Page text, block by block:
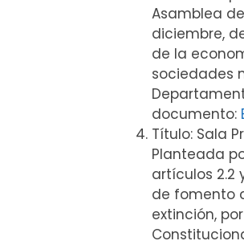
Asamblea
diciembre,
de la
sociedades
documento:
Título: Sala
Planteada
artículos 2.2
de fomento
extinción,